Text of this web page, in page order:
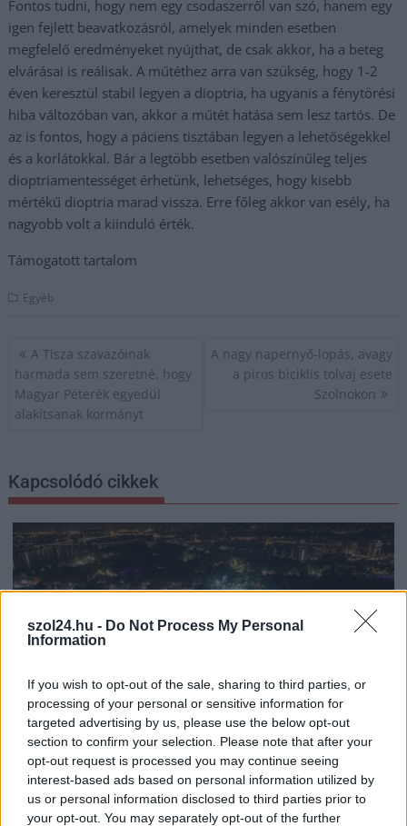
szol24.hu - Do Not Process My Personal
Information
If you wish to opt-out of the sale, sharing to third parties, or
processing of your personal or sensitive information for
targeted advertising by us, please use the below opt-out
section to confirm your selection. Please note that after your
opt-out request is processed you may continue seeing
interest-based ads based on personal information utilized by
us or personal information disclosed to third parties prior to
your opt-out. You may separately opt-out of the further
Fontos tudni, hogy nem egy csodaszerről van szó, hanem egy
igen fejlett beavatkozásról, amelyek minden esetben
megfelelő eredményeket nyújthat, de csak akkor, ha a beteg
elvárásai is reálisak. A műtéthez arra van szükség, hogy 1-2
éven keresztül stabil legyen a dioptria, ha ugyanis a fénytörési
hiba változóban van, akkor a műtét hatása sem lesz tartós. De
az is fontos, hogy a páciens tisztában legyen a lehetőségekkel
és a korlátokkal. Bár a legtöbb esetben valószínűleg teljes
dioptriamentességet érhetünk, lehetséges, hogy kisebb
mértékű dioptria marad vissza. Erre főleg akkor van esély, ha
nagyobb volt a kiinduló érték.
Támogatott tartalom
Egyéb
Bejegyzés
navigáció
A Tisza szavazóinak
harmada sem szeretné, hogy
Magyar Péterék egyedül
alakítsanak kormányt
A nagy napernyő-lopás, avagy
a piros biciklis tolvaj esete
Szolnokon
Kapcsolódó cikkek
2026.08.08. szol24.hu
Visszaszámlálás indul: -1, 0, Sziget!